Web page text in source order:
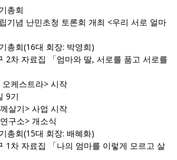
총회
기념 난민초청 토론회 개최 <우리 서로 얼마
총회(16대 회장: 박영희)
2차 자료집 「엄마와 딸, 서로를 품고 서로를
오케스트라> 시작
9기
살기> 사업 시작
구소> 개소식
총회(15대 회장: 배혜화)
1차 자료집 「나의 엄마를 이렇게 모르고 살